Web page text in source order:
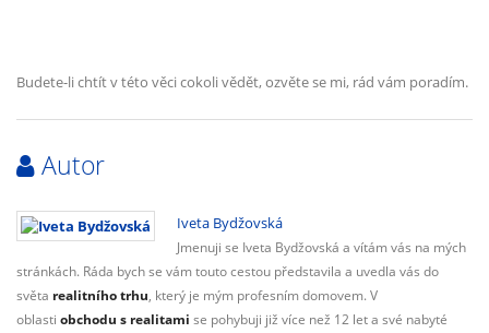
Budete-li chtít v této věci cokoli vědět, ozvěte se mi, rád vám poradím.
Autor
Iveta Bydžovská
Jmenuji se Iveta Bydžovská a vítám vás na mých
stránkách. Ráda bych se vám touto cestou představila a uvedla vás do
světa realitního trhu , který je mým profesním domovem. V
oblasti obchodu s realitami se pohybuji již více než 12 let a své nabyté